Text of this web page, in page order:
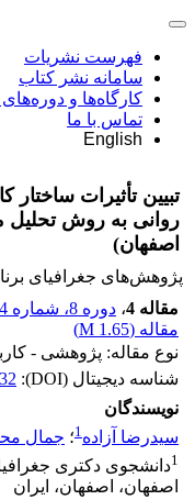
فهرست نشریات
سامانه نشر کتاب
کارگاه‌ها و
تماس با ما
English
تبیین تأثیرات
روانی به روش تحلیل
اصفهان)
پژوهش‌های جغرافیای
مقاله 4
، دوره 8، شماره 4
مقاله (1.65 M
)
نوع مقاله: پژوهشی -
شناسه دیجیتال (DOI):
نویسندگان
سیدرضا آزاده1؛ جمال
1دانشجوی دکتری
اصفهان، اصفهان، ایران